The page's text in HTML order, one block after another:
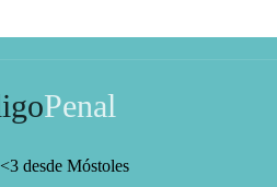
Penal
desde Móstoles